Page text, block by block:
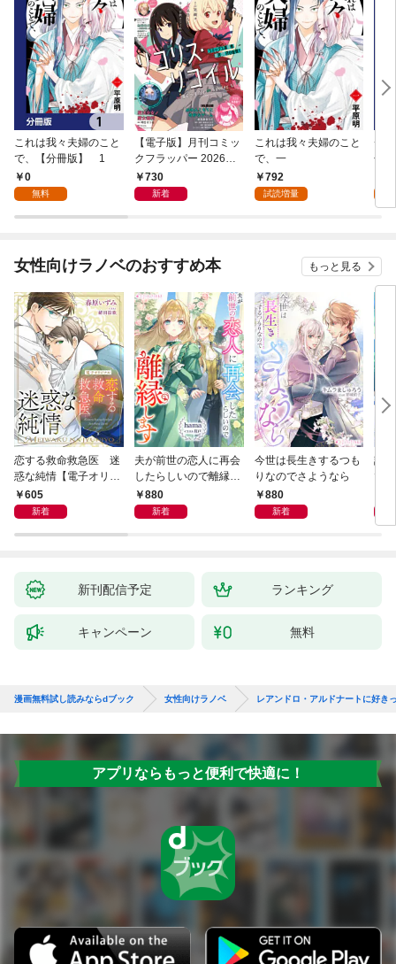
これは我々夫婦のこと
で、【分冊版】 1
0
無料
【電子版】月刊コミッ
クフラッパー 2026年9
月号730
新着
これは我々夫婦のこと
で、一
792
試読増量
チ
冊
女性向けラノベのおすすめ本 もっと見る
恋する救命救急医 迷
惑な純情【電子オリジ
ナル】
605
新着
夫が前世の恋人に再会
したらしいので離縁し
ます880
新着
今世は長生きするつも
りなのでさようなら
880
新着
話
で
新刊配信予定 ランキング
キャンペーン 無料
漫画無料試し読みならdブック 女性向けラノベ レアンドロ・アルドナートに好き
アプリならもっと便利で快適に！